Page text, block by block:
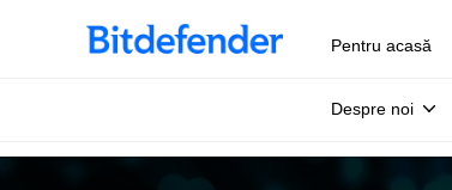
Pentru acasă
Despre noi